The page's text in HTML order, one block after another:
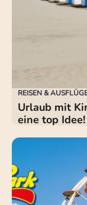
REISEN &
Urlaub mit
eine top Idee!